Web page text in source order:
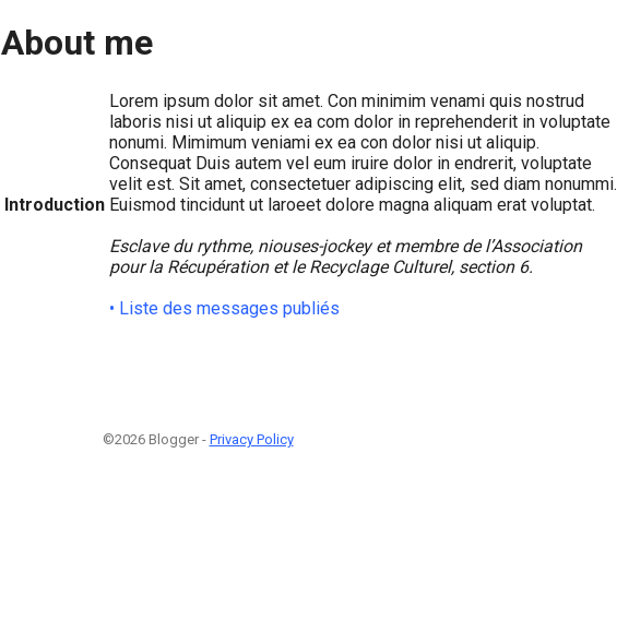
About me
Introduction
Lorem ipsum dolor sit amet. Con minimim venami quis nostrud
laboris nisi ut aliquip ex ea com dolor in reprehenderit in voluptate
nonumi. Mimimum veniami ex ea con dolor nisi ut aliquip.
Consequat Duis autem vel eum iruire dolor in endrerit, voluptate
velit est. Sit amet, consectetuer adipiscing elit, sed diam nonummi.
Euismod tincidunt ut laroeet dolore magna aliquam erat voluptat.
Esclave du rythme, niouses-jockey et membre de l’Association
pour la Récupération et le Recyclage Culturel, section 6.
• Liste des messages publiés
©2026 Blogger - Privacy Policy